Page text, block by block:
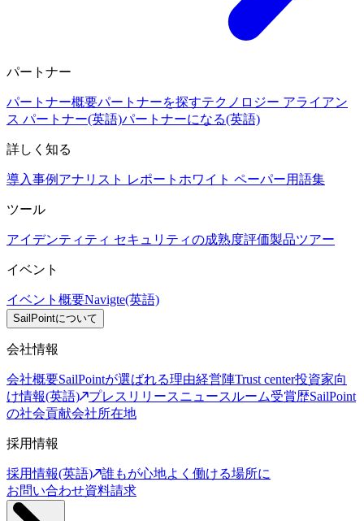
パートナー
パートナー概要パートナーを探すテクノロジー アライアン
ス パートナー(英語)パートナーになる(英語)
詳しく知る
導入事例 アナリスト レポート ホワイト ペーパー用語集
ツール
アイデンティティ セキュリティの成熟度評価製品ツアー
イベント
イベント概要Navigte(英語)
SailPointについて
会社情報
会社概要SailPointが選ばれる理由経営陣Trust center投資家向
け情報(英語)
プレスリリースニュースルーム受賞歴SailPoint
の社会貢献会社所在地
採用情報
採用情報(英語)
誰もが心地よく働ける場所に
お問い合わせ資料請求